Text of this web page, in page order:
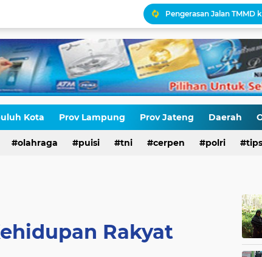
Antara HAM dan Hukum
Palestina Terbelah, Umat
Kepatuhan Pajak atau
Gaza Disekat Israel:
HIV di Kalangan Pelajar,
Erik Abdullah: "Sejak Awal
Kota Prov Lampung Prov Jateng Daerah
olahraga puisi tni cerpen polri tips
Rakyat